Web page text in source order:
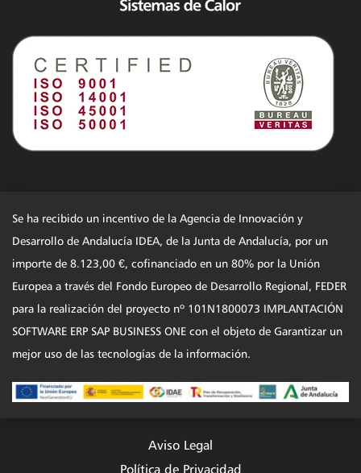
Se ha recibido un incentivo de la Agencia de Innovación y
Desarrollo de Andalucía IDEA, de la Junta de Andalucía, por un
importe de 8.123,00 €, cofinanciado en un 80% por la Unión
Europea a través del Fondo Europeo de Desarrollo Regional, FEDER
para la realización del proyecto nº 101N1800073 IMPLANTACIÓN
SOFTWARE ERP SAP BUSINESS ONE con el objeto de Garantizar un
mejor uso de las tecnologías de la información.
Aviso Legal